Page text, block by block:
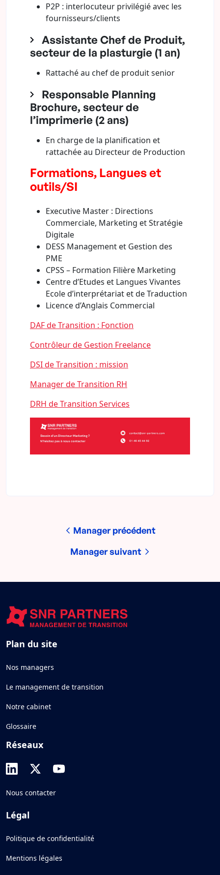
P2P : interlocuteur privilégié avec les
fournisseurs/clients
Assistante Chef de Produit,
secteur de la plasturgie (1 an)
Rattaché au chef de produit senior
Responsable Planning
Brochure, secteur de
l’imprimerie (2 ans)
En charge de la planification et
rattachée au Directeur de Production
Formations, Langues et
outils/SI
Executive Master : Directions
Commerciale, Marketing et Stratégie
Digitale
DESS Management et Gestion des
PME
CPSS – Formation Filière Marketing
Centre d’Etudes et Langues Vivantes
Ecole d’interprétariat et de Traduction
Licence d’Anglais Commercial
DAF de Transition : Fonction
Contrôleur de Gestion Freelance
DSI de Transition : mission
Manager de Transition RH
DRH de Transition Services
Manager précédent
Manager suivant
Plan du site
Nos managers
Le management de transition
Notre cabinet
Glossaire
Réseaux
Nous contacter
Légal
Politique de confidentialité
Mentions légales